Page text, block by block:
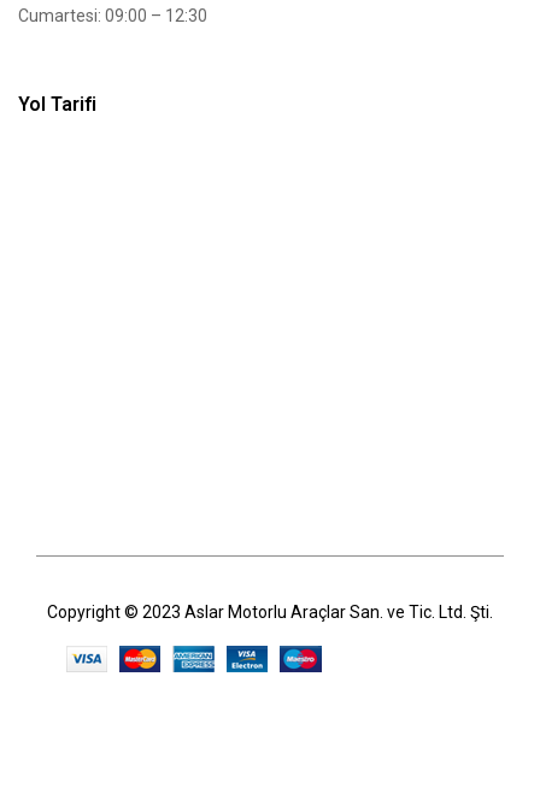
Cumartesi: 09:00 – 12:30
Yol Tarifi
Copyright © 2023 Aslar Motorlu Araçlar San. ve Tic. Ltd. Şti.